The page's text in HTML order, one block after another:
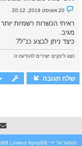
א
ש
א
נ
ק
20 אוגוסט 2019, 20:12
מגיב.
כיצד ניתן לבצע כנ"ל?
הצג לינקים ישירים להודעה זו
שלח תגובה
מופעל על ידי phpBB
® Forum Software © phpBB Limited